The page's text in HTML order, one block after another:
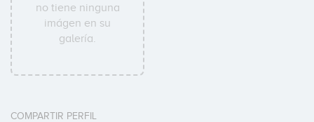
no tiene ninguna
imágen en su
galería.
COMPARTIR PERFIL